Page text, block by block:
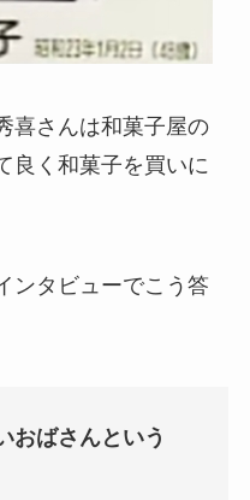
喜さんは和菓子屋の
良く和菓子を買いに
ンタビューでこう答
おばさんという